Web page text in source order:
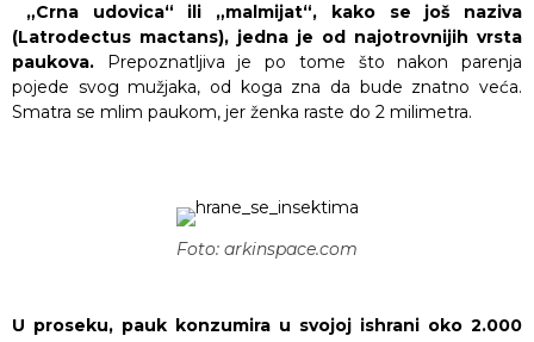
„Crna udovica“ ili „malmijat“, kako se još naziva
(Latrodectus mactans), jedna je od najotrovnijih vrsta
paukova. Prepoznatljiva je po tome što nakon parenja
pojede svog mužjaka, od koga zna da bude znatno veća.
Smatra se mlim paukom, jer ženka raste do 2 milimetra.
Foto: arkinspace.com
U proseku, pauk konzumira u svojoj ishrani oko 2.000